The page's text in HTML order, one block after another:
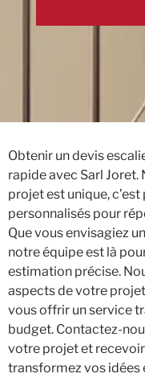
Obtenir un devis
rapide avec Sarl
projet est unique,
personnalisés pour
Que vous envisagiez
notre équipe est là
estimation précise.
aspects de votre
vous offrir un service
budget. Contactez-
votre projet et
transformez vos idées